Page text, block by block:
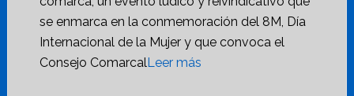
se enmarca en la conmemoración del 8M, Día
Internacional de la Mujer y que convoca el
Consejo ComarcalLeer más